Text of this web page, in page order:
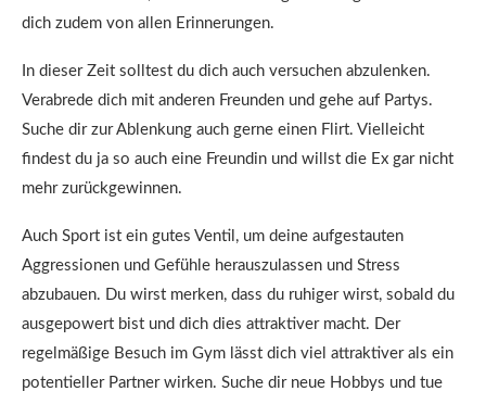
dich zudem von allen Erinnerungen.
In dieser Zeit solltest du dich auch versuchen abzulenken.
Verabrede dich mit anderen Freunden und gehe auf Partys.
Suche dir zur Ablenkung auch gerne einen Flirt. Vielleicht
findest du ja so auch eine Freundin und willst die Ex gar nicht
mehr zurückgewinnen.
Auch Sport ist ein gutes Ventil, um deine aufgestauten
Aggressionen und Gefühle herauszulassen und Stress
abzubauen. Du wirst merken, dass du ruhiger wirst, sobald du
ausgepowert bist und dich dies attraktiver macht. Der
regelmäßige Besuch im Gym lässt dich viel attraktiver als ein
potentieller Partner wirken. Suche dir neue Hobbys und tue